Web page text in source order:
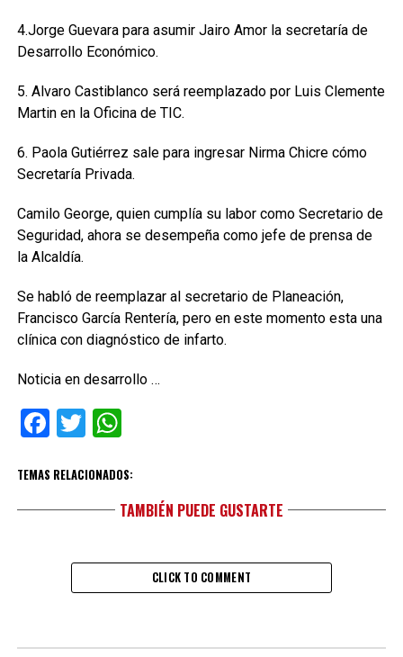
4.Jorge Guevara para asumir Jairo Amor la secretaría de
Desarrollo Económico.
5. Alvaro Castiblanco será reemplazado por Luis Clemente
Martin en la Oficina de TIC.
6. Paola Gutiérrez sale para ingresar Nirma Chicre cómo
Secretaría Privada.
Camilo George, quien cumplía su labor como Secretario de
Seguridad, ahora se desempeña como jefe de prensa de
la Alcaldía.
Se habló de reemplazar al secretario de Planeación,
Francisco García Rentería, pero en este momento esta una
clínica con diagnóstico de infarto.
Noticia en desarrollo …
Facebook
TwitterWhatsApp
TEMAS RELACIONADOS:
TAMBIÉN PUEDE GUSTARTE
CLICK TO COMMENT